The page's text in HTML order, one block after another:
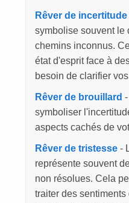
Rêver de incertitude
symbolise souvent le
chemins inconnus.
état d'esprit face à
besoin de clarifier
Rêver de brouillard
symboliser
aspects cachés de
Rêver de tristesse-
représente souvent
non résolues. Cela
traiter des